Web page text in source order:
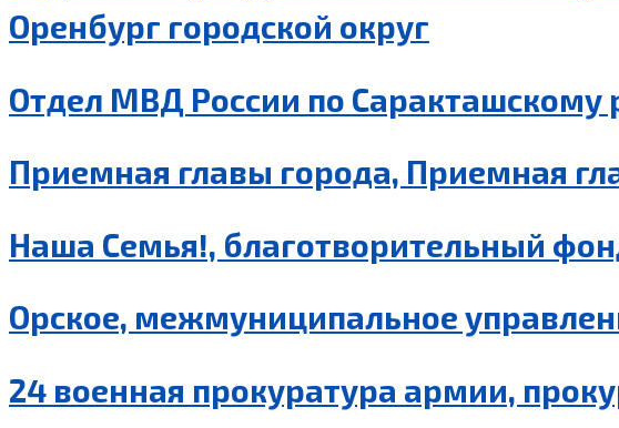
Оренбург городской округ
Отдел МВД России по Саракташскому
Приемная главы города, Приемная
Наша Семья!, благотворительный
Орское, межмуниципальное
24 военная прокуратура армии,